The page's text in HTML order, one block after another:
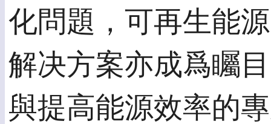
化問題，可再生能
解决方案亦成爲矚
與提高能源效率的